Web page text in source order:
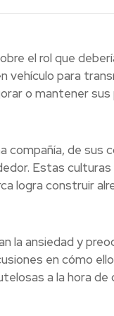
el rol que
vehículo para
o mantener
compañía, de sus
Estas culturas
logra construir
la ansiedad y
en cómo
a la hora